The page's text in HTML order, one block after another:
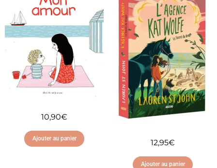
Ajouter à ma liste
d'envies
Ajouter à ma liste
d'envies
10,90€
Ajouter au panier 12,95€
Ajouter au panier